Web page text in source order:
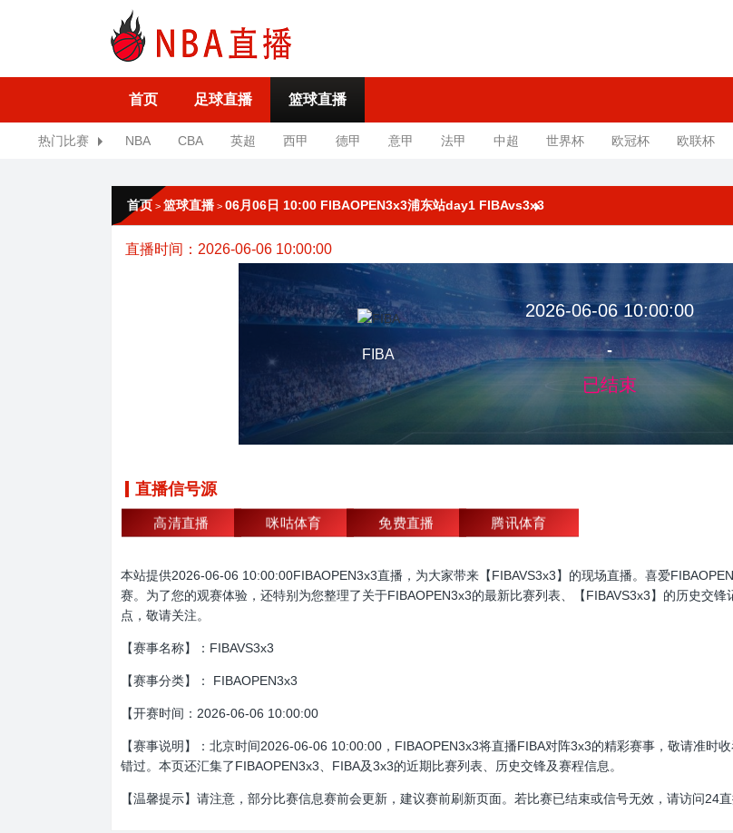
首页 足球直播 篮球直播
热门比赛 NBA CBA 英超 西甲 德甲 意甲 法甲 中超 世界杯 欧冠杯 欧联杯
首页 > 篮球直播 > 06月06日 10:00 FIBAOPEN3x3浦东站day1 FIBAvs3x3
直播时间：2026-06-06 10:00:00
FIBA
2026-06-06 10:00:00
-
已结束
直播信号源
高清直播 咪咕体育 免费直播 腾讯体育
本站提供2026-06-06 10:00:00FIBAOPEN3x3直播，为大家带来【FIBAVS3x3】的现场直播。喜爱
赛。为了您的观赛体验，还特别为您整理了关于FIBAOPEN3x3的最新比赛列表、【FIBAVS3x3】的历史交
点，敬请关注。
【赛事名称】：FIBAVS3x3
【赛事分类】： FIBAOPEN3x3
【开赛时间：2026-06-06 10:00:00
【赛事说明】：北京时间2026-06-06 10:00:00，FIBAOPEN3x3将直播FIBA对阵3x3的精彩赛事，敬请准时
错过。本页还汇集了FIBAOPEN3x3、FIBA及3x3的近期比赛列表、历史交锋及赛程信息。
【温馨提示】请注意，部分比赛信息赛前会更新，建议赛前刷新页面。若比赛已结束或信号无效，请访问24直